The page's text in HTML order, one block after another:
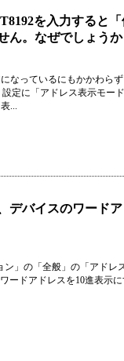
を入力すると
ん。なぜでしょうか
なっているにもかかわら
定に「アドレス表示モー
...
デバイスのワード
」の「全般」の「アド
ードアドレスを10進表示